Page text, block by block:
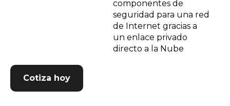
componentes de
seguridad para una red
de Internet gracias a
un enlace privado
directo a la Nube
Cotiza hoy